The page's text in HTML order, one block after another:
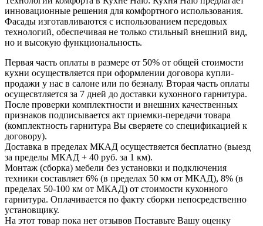
инновационные решения для комфортного использования.
Фасады изготавливаются с использованием передовых
технологий, обеспечивая не только стильный внешний вид,
но и высокую функциональность.
Первая часть оплаты в размере от 50% от общей стоимости
кухни осуществляется при оформлении договора купли-
продажи у нас в салоне или по безналу. Вторая часть оплаты
осущесвтляется за 7 дней до доставки кухонного гарнитура.
После проверки комплектности и внешних качественных
признаков подписывается акт приемки-передачи товара
(комплектность гарнитура Вы сверяете со спецификацией к
договору).
Доставка в пределах МКАД осуществяется бесплатно (выезд
за пределы МКАД + 40 руб. за 1 км).
Монтаж (сборка) мебели без установки и подключения
техники составляет 6% (в пределах 50 км от МКАД), 8% (в
пределах 50-100 км от МКАД) от стоимости кухонного
гарнитура. Оплачивается по факту сборки непосредственно
установщику.
На этот товар пока нет отзывов Поставьте Вашу оценку